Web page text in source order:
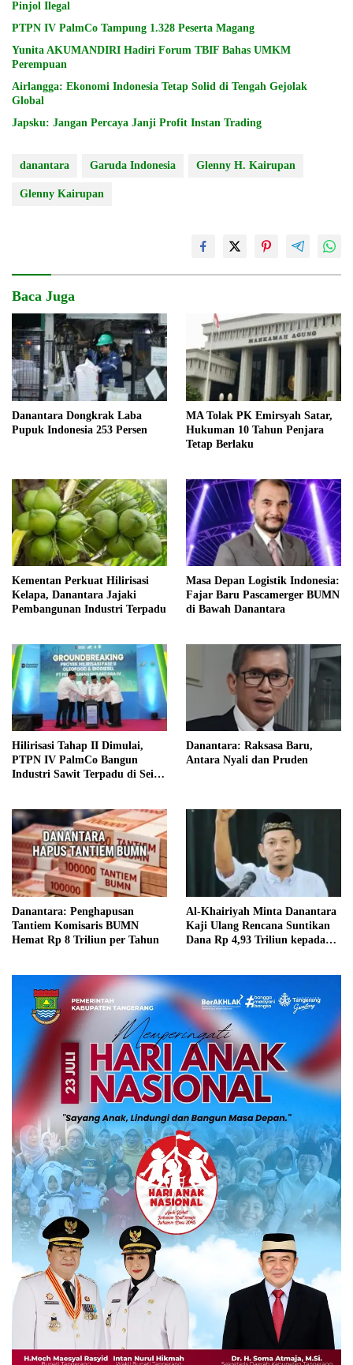
Pinjol Ilegal
PTPN IV PalmCo Tampung 1.328 Peserta Magang
Yunita AKUMANDIRI Hadiri Forum TBIF Bahas UMKM
Perempuan
Airlangga: Ekonomi Indonesia Tetap Solid di Tengah Gejolak
Global
Japsku: Jangan Percaya Janji Profit Instan Trading
danantara Garuda Indonesia Glenny H. Kairupan
Glenny Kairupan
Baca Juga
Danantara Dongkrak Laba
Pupuk Indonesia 253 Persen
MA Tolak PK Emirsyah Satar,
Hukuman 10 Tahun Penjara
Tetap Berlaku
Kementan Perkuat Hilirisasi
Kelapa, Danantara Jajaki
Pembangunan Industri Terpadu
Masa Depan Logistik Indonesia:
Fajar Baru Pascamerger BUMN
di Bawah Danantara
Hilirisasi Tahap II Dimulai,
PTPN IV PalmCo Bangun
Industri Sawit Terpadu di Sei
Danantara: Raksasa Baru,
Antara Nyali dan Pruden
Danantara: Penghapusan
Tantiem Komisaris BUMN
Hemat Rp 8 Triliun per Tahun
Al-Khairiyah Minta Danantara
Kaji Ulang Rencana Suntikan
Dana Rp 4,93 Triliun kepada